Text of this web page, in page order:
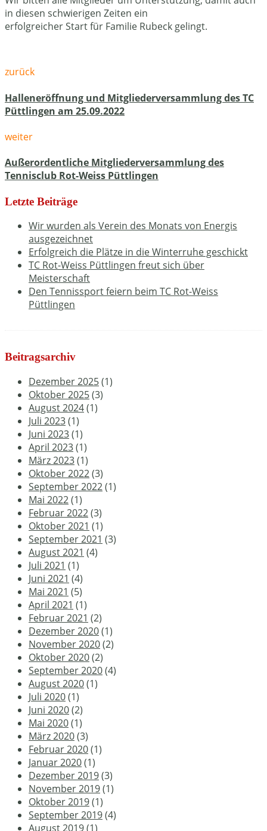
in diesen schwierigen Zeiten ein
erfolgreicher Start für Familie Rubeck gelingt.
zurück
Halleneröffnung und Mitgliederversammlung des TC
Püttlingen am 25.09.2022
weiter
Außerordentliche Mitgliederversammlung des
Tennisclub Rot-Weiss Püttlingen
Letzte Beiträge
Wir wurden als Verein des Monats von Energis
ausgezeichnet
Erfolgreich die Plätze in die Winterruhe geschickt
TC Rot-Weiss Püttlingen freut sich über
Meisterschaft
Den Tennissport feiern beim TC Rot-Weiss
Püttlingen
Beitragsarchiv
Dezember 2025(1)
Oktober 2025(3)
August 2024(1)
Juli 2023(1)
Juni 2023(1)
April 2023(1)
März 2023(1)
Oktober 2022(3)
September 2022(1)
Mai 2022(1)
Februar 2022(3)
Oktober 2021 (1)
September 2021 (3)
August 2021 (4)
Juli 2021 (1)
Juni 2021 (4)
Mai 2021 (5)
April 2021 (1)
Februar 2021 (2)
Dezember 2020(1)
November 2020(2)
Oktober 2020(2)
September 2020(4)
August 2020(1)
Juli 2020(1)
Juni 2020(2)
Mai 2020(1)
März 2020(3)
Februar 2020(1)
Januar 2020(1)
Dezember 2019(3)
November 2019(1)
Oktober 2019(1)
September 2019(4)
August 2019(1)